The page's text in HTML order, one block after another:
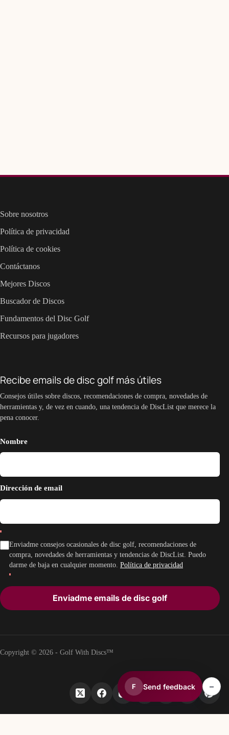
Sobre nosotros
Política de privacidad
Política de cookies
Contáctanos
Mejores Discos
Buscador de Discos
Fundamentos del Disc Golf
Recursos para jugadores
Recibe emails de disc golf más útiles
Consejos útiles sobre discos, recomendaciones de compra, novedades de
herramientas y, de vez en cuando, una tendencia de DiscList que merece la
pena conocer.
Nombre
Dirección de email
Enviadme consejos ocasionales de disc golf, recomendaciones de
compra, novedades de herramientas y tendencias de DiscList. Puedo
darme de baja en cualquier momento. Política de privacidad
Enviadme emails de disc golf
Copyright © 2026 - Golf With Discs™
F Send feedback –